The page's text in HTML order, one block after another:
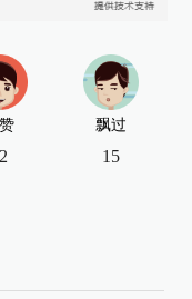
飘过
15